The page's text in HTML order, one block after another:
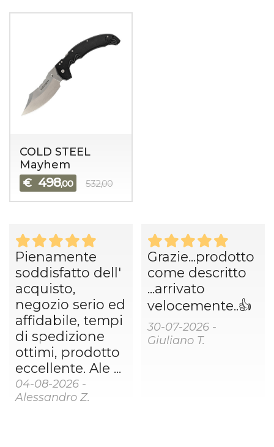
COLD STEEL
Mayhem
€ 498,00 532,00
Pienamente
soddisfatto dell'
acquisto,
negozio serio ed
affidabile, tempi
di spedizione
ottimi, prodotto
eccellente. Ale ...
04-08-2026 -
Alessandro Z.
Grazie...prodotto
come descritto
...arrivato
velocemente..👍
30-07-2026 -
Giuliano T.